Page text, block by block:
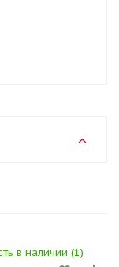
в наличии (1)